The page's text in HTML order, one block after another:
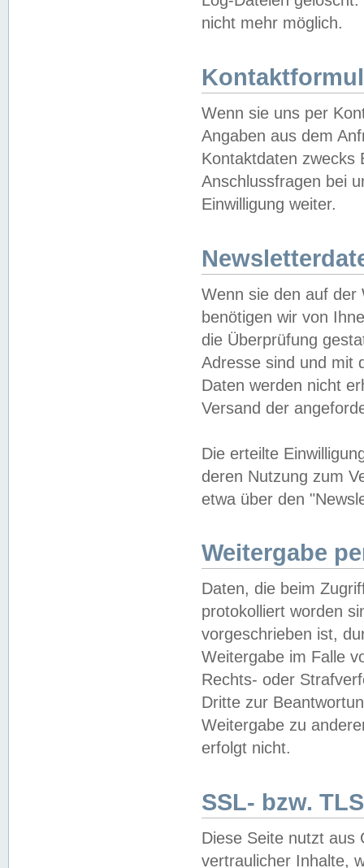
nicht mehr möglich.
Wenn sie uns per
Angaben aus dem
Kontaktdaten zwecks
Anschlussfragen bei
Einwilligung weiter.
Wenn sie den auf der
benötigen wir von
die Überprüfung
Adresse sind und mit
Daten werden nicht
Versand der
Die erteilte
deren Nutzung zum
etwa über den
Weitergabe
Daten, die beim
protokolliert worden
vorgeschrieben ist,
Weitergabe im Falle
Rechts- oder
Dritte zur
Weitergabe zu
erfolgt nicht.
SSL- bzw.
Diese Seite nutzt aus
vertraulicher Inhalte,